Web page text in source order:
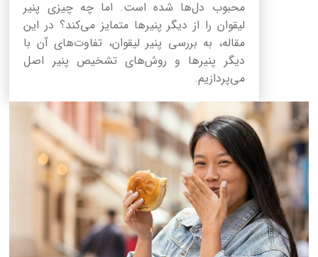
محبوب دل‌ها شده است. اما چه چیزی پنیر
لیقوان را از دیگر پنیرها متمایز می‌کند؟ در این
مقاله، به بررسی پنیر لیقوان، تفاوت‌های آن با
دیگر پنیرها و روش‌های تشخیص پنیر اصل
می‌پردازیم.